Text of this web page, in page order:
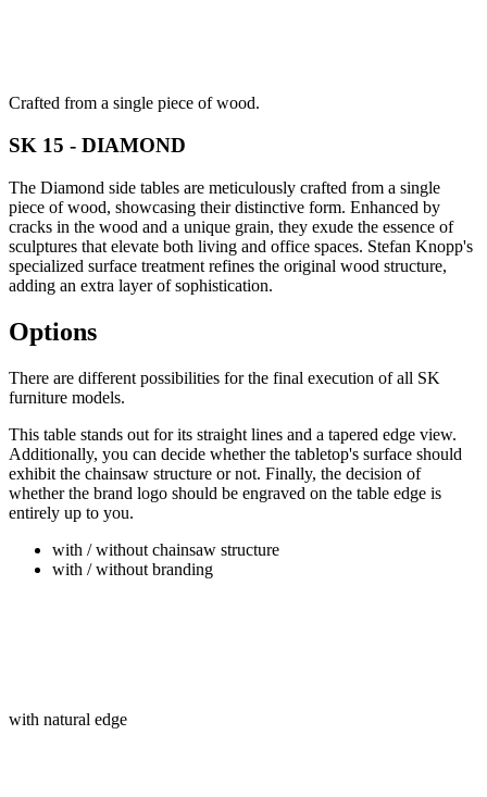
Crafted from a single piece of wood.
SK 15 - DIAMOND
The Diamond side tables are meticulously crafted from a single
piece of wood, showcasing their distinctive form. Enhanced by
cracks in the wood and a unique grain, they exude the essence of
sculptures that elevate both living and office spaces. Stefan Knopp's
specialized surface treatment refines the original wood structure,
adding an extra layer of sophistication.
Options
There are different possibilities for the final execution of all SK
furniture models.
This table stands out for its straight lines and a tapered edge view.
Additionally, you can decide whether the tabletop's surface should
exhibit the chainsaw structure or not. Finally, the decision of
whether the brand logo should be engraved on the table edge is
entirely up to you.
with / without chainsaw structure
with / without branding
with natural edge